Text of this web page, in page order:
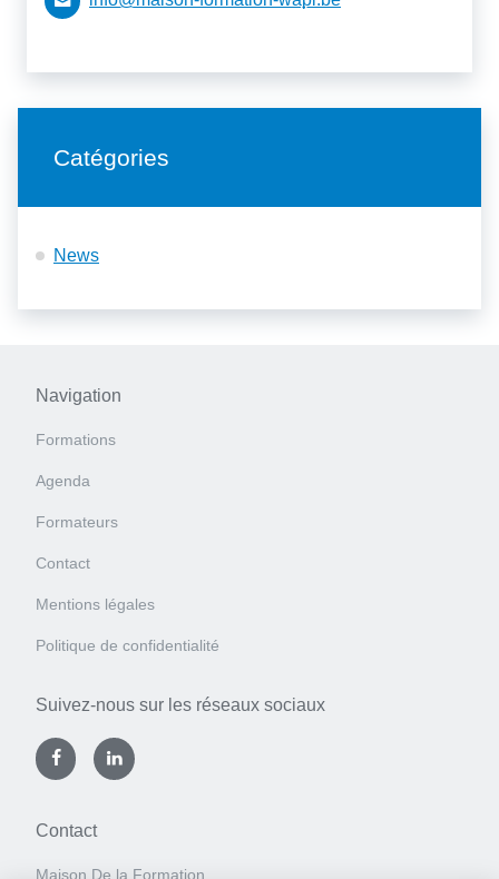
Catégories
News
Navigation
Formations
Agenda
Formateurs
Contact
Mentions légales
Politique de confidentialité
Suivez-nous sur les réseaux sociaux
Contact
Maison De la Formation